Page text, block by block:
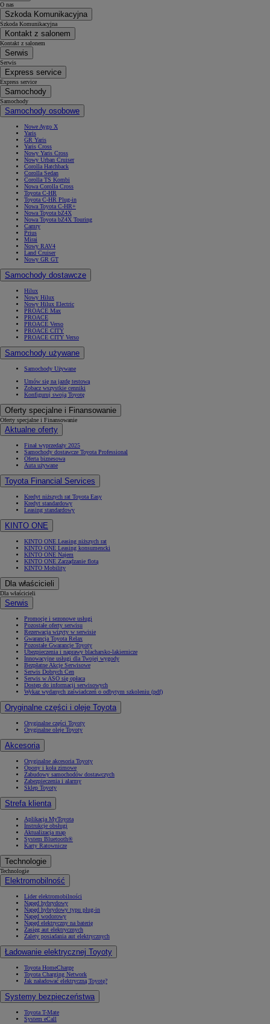
O nas
Szkoda Komunikacyjna
Szkoda Komunikacyjna
Kontakt z salonem
Kontakt z salonem
Serwis
Serwis
Express service
Express service
Samochody
Samochody
Samochody osobowe
Nowe Aygo X
Yaris
GR Yaris
Yaris Cross
Nowy Yaris Cross
Nowy Urban Cruiser
Corolla Hatchback
Corolla Sedan
Corolla TS Kombi
Nowa Corolla Cross
Toyota C-HR
Toyota C-HR Plug-in
Nowa Toyota C-HR+
Nowa Toyota bZ4X
Nowa Toyota bZ4X Touring
Camry
Prius
Mirai
Nowy RAV4
Land Cruiser
Nowy GR GT
Samochody dostawcze
Hilux
Nowy Hilux
Nowy Hilux Electric
PROACE Max
PROACE
PROACE Verso
PROACE CITY
PROACE CITY Verso
Samochody używane
Samochody Używane
Umów się na jazdę testową
Zobacz wszystkie cenniki
Konfiguruj swoją Toyotę
Oferty specjalne i Finansowanie
Oferty specjalne i Finansowanie
Aktualne oferty
Finał wyprzedaży 2025
Samochody dostawcze Toyota Professional
Oferta biznesowa
Auta używane
Toyota Financial Services
Kredyt niższych rat Toyota Easy
Kredyt standardowy
Leasing standardowy
KINTO ONE
KINTO ONE Leasing niższych rat
KINTO ONE Leasing konsumencki
KINTO ONE Najem
KINTO ONE Zarządzanie flotą
KINTO Mobility
Dla właścicieli
Dla właścicieli
Serwis
Promocje i sezonowe usługi
Pozostałe oferty serwisu
Rezerwacja wizyty w serwisie
Gwarancja Toyota Relax
Pozostałe Gwarancje Toyoty
Ubezpieczenia i naprawy blacharsko-lakiernicze
Innowacyjne usługi dla Twojej wygody
Bezpłatne Akcje Serwisowe
Serwis Dobrych Cen
Serwis w ASO się opłaca
Dostęp do informacji serwisowych
Wykaz wydanych zaświadczeń o odbytym szkoleniu (pdf)
Oryginalne części i oleje Toyota
Oryginalne części Toyoty
Oryginalne oleje Toyoty
Akcesoria
Oryginalne akcesoria Toyoty
Opony i koła zimowe
Zabudowy samochodów dostawczych
Zabezpieczenia i alarmy
Sklep Toyoty
Strefa klienta
Aplikacja MyToyota
Instrukcje obsługi
Aktualizacja map
System Bluetooth®
Karty Ratownicze
Technologie
Technologie
Elektromobilność
Lider elektromobilności
Napęd hybrydowy
Napęd hybrydowy typu plug-in
Napęd wodorowy
Napęd elektryczny na baterię
Zasięg aut elektrycznych
Zalety posiadania aut elektrycznych
Ładowanie elektrycznej Toyoty
Toyota HomeCharge
Toyota Charging Network
Jak naładować elektryczną Toyotę?
Systemy bezpieczeństwa
Toyota T-Mate
System eCall